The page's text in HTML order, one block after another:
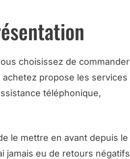
choisissez de commander
propose les services
téléphonique,
le mettre en avant depuis le
jamais eu de retours négatifs